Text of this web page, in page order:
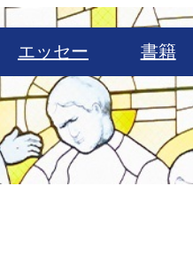
エッセー 書籍